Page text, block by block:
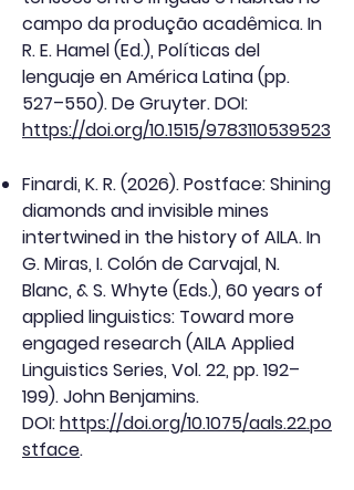
campo da produção acadêmica. In
R. E. Hamel (Ed.), Políticas del
lenguaje en América Latina (pp.
527–550). De Gruyter. DOI:
https://doi.org/10.1515/9783110539523
Finardi, K. R. (2026). Postface: Shining
diamonds and invisible mines
intertwined in the history of AILA. In
G. Miras, I. Colón de Carvajal, N.
Blanc, & S. Whyte (Eds.), 60 years of
applied linguistics: Toward more
engaged research (AILA Applied
Linguistics Series, Vol. 22, pp. 192–
199). John Benjamins.
DOI:https://doi.org/10.1075/aals.22.po
stface.